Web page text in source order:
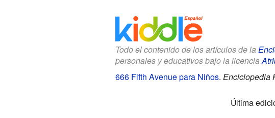
Todo el contenido de los artículos de la
personales y educativos bajo la licencia
666 Fifth Avenue para Niños. Enciclopedia
Última